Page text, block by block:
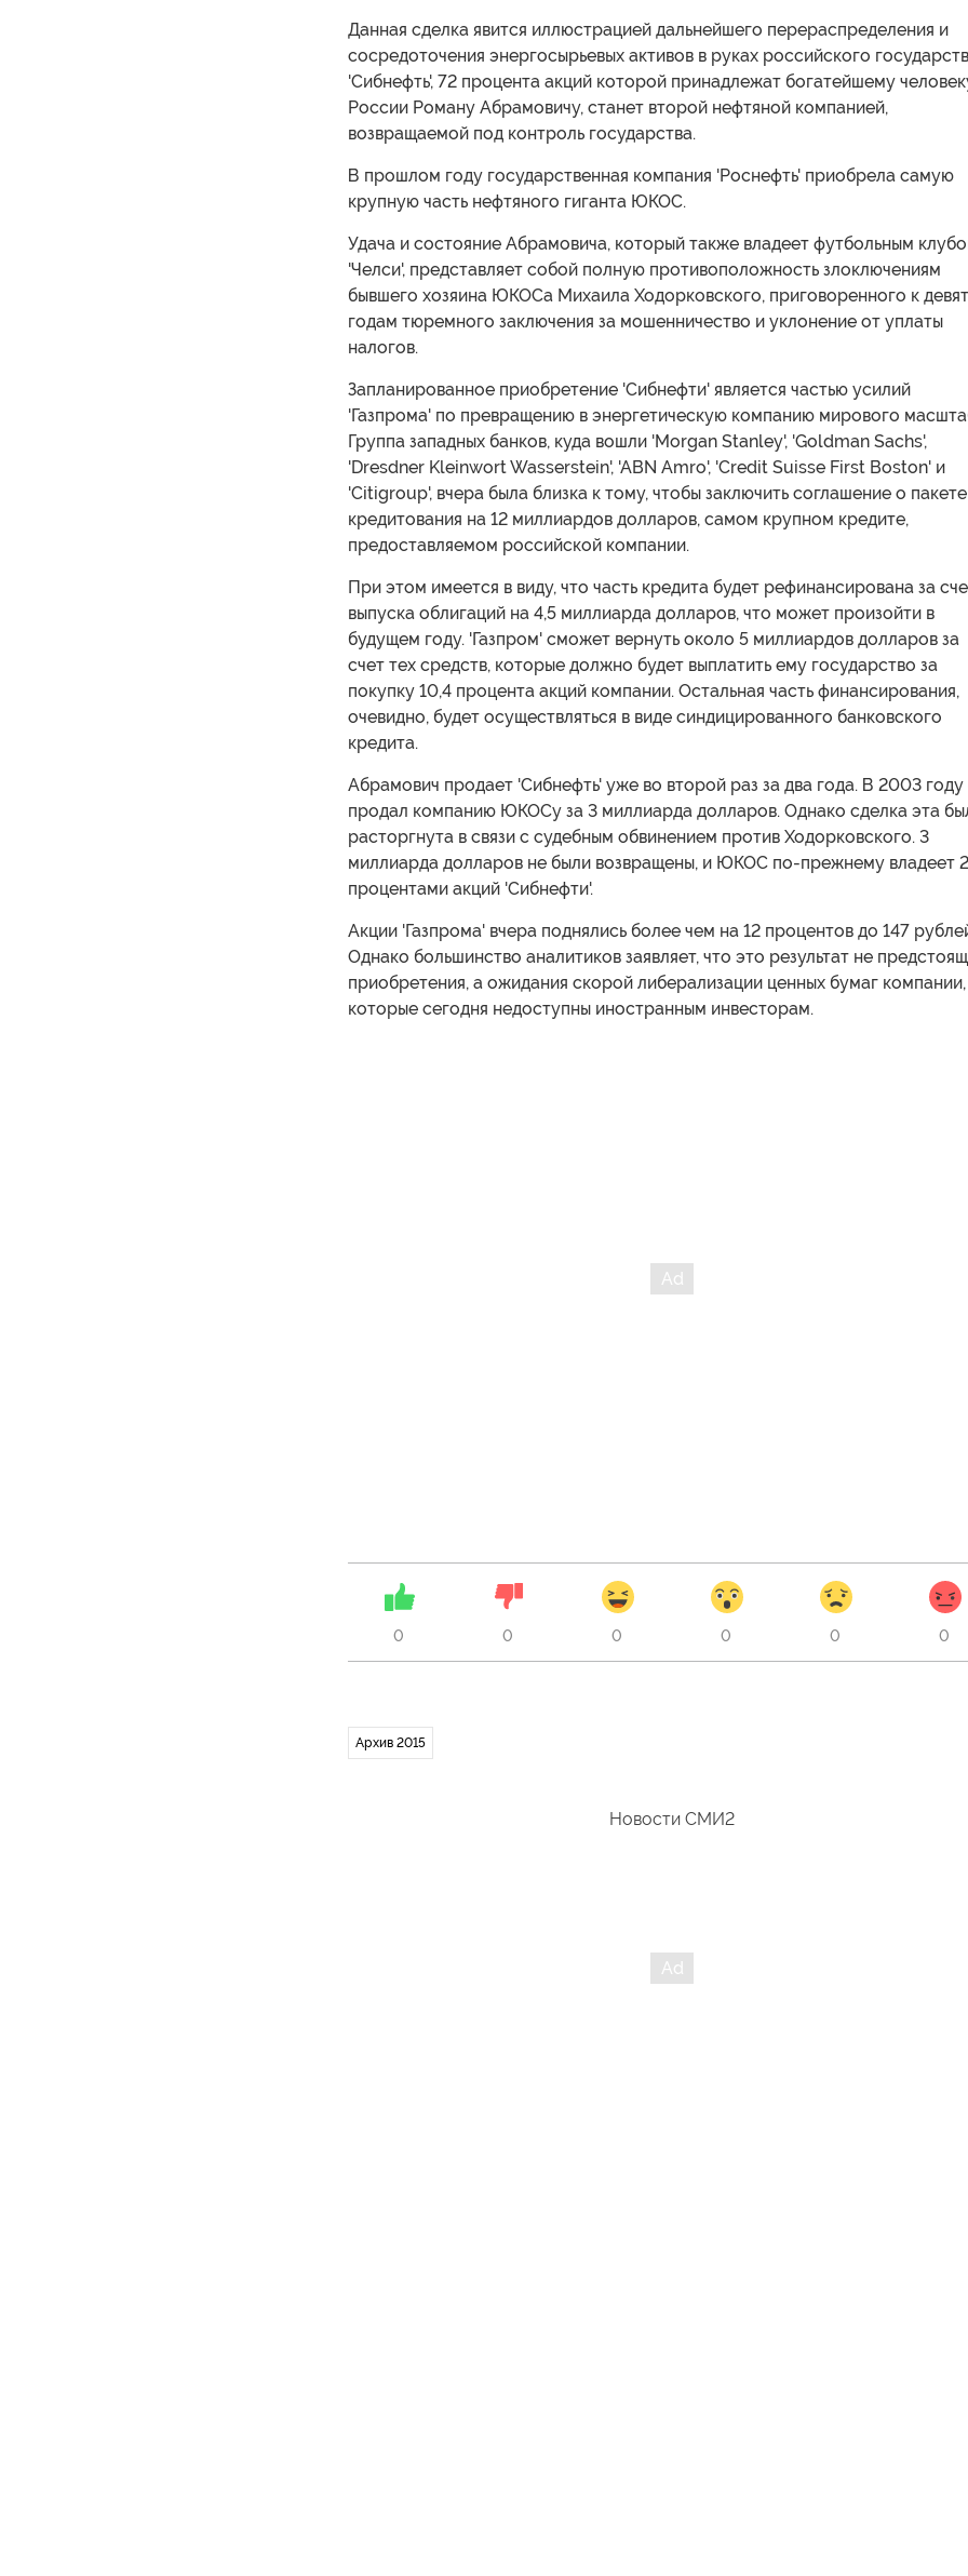
Данная сделка явится иллюстрацией дальнейшего перераспределения и
сосредоточения энергосырьевых активов в руках российского
'Сибнефть', 72 процента акций которой принадлежат богатейшему
России Роману Абрамовичу, станет второй нефтяной компанией,
возвращаемой под контроль государства.
В прошлом году государственная компания 'Роснефть' приобрела самую
крупную часть нефтяного гиганта ЮКОС.
Удача и состояние Абрамовича, который также владеет футбольным
'Челси', представляет собой полную противоположность злоключениям
бывшего хозяина ЮКОСа Михаила Ходорковского, приговоренного к
годам тюремного заключения за мошенничество и уклонение от уплаты
налогов.
Запланированное приобретение 'Сибнефти' является частью усилий
'Газпрома' по превращению в энергетическую компанию мирового
Группа западных банков, куда вошли 'Morgan Stanley', 'Goldman Sachs',
'Dresdner Kleinwort Wasserstein', 'ABN Amro', 'Credit Suisse First Boston' и
'Citigroup', вчера была близка к тому, чтобы заключить соглашение о пакете
кредитования на 12 миллиардов долларов, самом крупном кредите,
предоставляемом российской компании.
При этом имеется в виду, что часть кредита будет рефинансирована за
выпуска облигаций на 4,5 миллиарда долларов, что может произойти в
будущем году. 'Газпром' сможет вернуть около 5 миллиардов долларов за
счет тех средств, которые должно будет выплатить ему государство за
покупку 10,4 процента акций компании. Остальная часть финансирования,
очевидно, будет осуществляться в виде синдицированного банковского
кредита.
Абрамович продает 'Сибнефть' уже во второй раз за два года. В 2003 году
продал компанию ЮКОСу за 3 миллиарда долларов. Однако сделка эта
расторгнута в связи с судебным обвинением против Ходорковского. 3
миллиарда долларов не были возвращены, и ЮКОС по-прежнему владеет
процентами акций 'Сибнефти'.
Акции 'Газпрома' вчера поднялись более чем на 12 процентов до 147
Однако большинство аналитиков заявляет, что это результат не
приобретения, а ожидания скорой либерализации ценных бумаг компании,
которые сегодня недоступны иностранным инвесторам.
0 0 0 0 0 0
Архив 2015
Новости СМИ2